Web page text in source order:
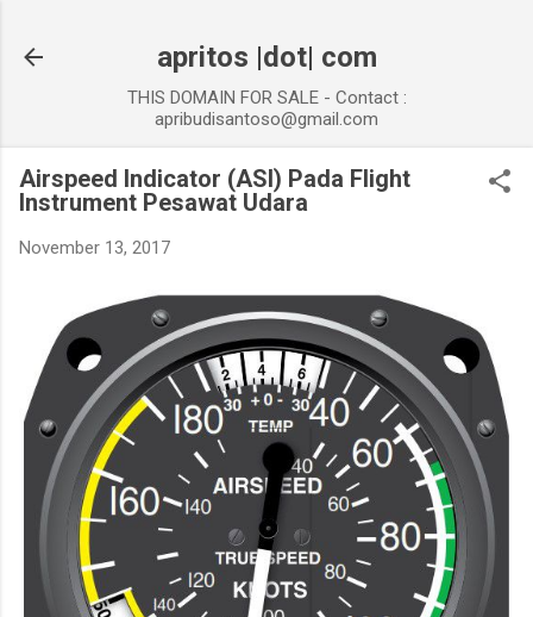
apritos |dot| com
THIS DOMAIN FOR SALE - Contact :
apribudisantoso@gmail.com
Airspeed Indicator (ASI) Pada Flight
Instrument Pesawat Udara
November 13, 2017